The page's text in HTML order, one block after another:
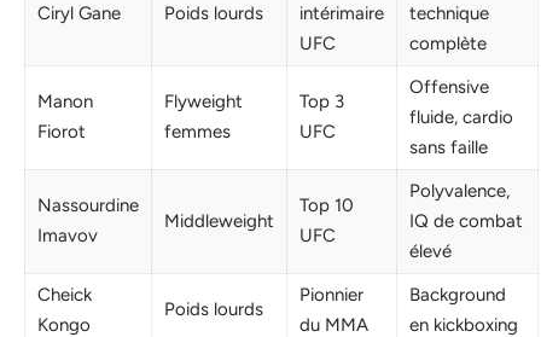
Ciryl Gane Poids lourds
intérimaire
UFC
technique
complète
Manon
Fiorot
Flyweight
femmes
Top 3
UFC
Offensive
fluide, cardio
sans faille
Nassourdine
Imavov
Middleweight
Top 10
UFC
Polyvalence,
IQ de combat
élevé
Cheick
Kongo
Poids lourds
Pionnier
du MMA
Background
en kickboxing